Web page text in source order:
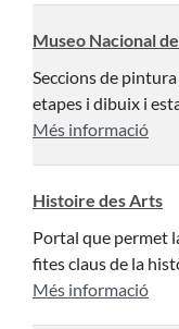
Museo Nacional
Seccions de
etapes i dibuix i
Més informació
Histoire des Arts
Portal que permet
fites claus de la
Més informació